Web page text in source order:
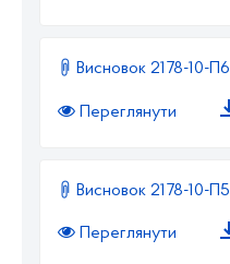
Висновок 2178-10-П6
Переглянути
Висновок 2178-10-П5
Переглянути